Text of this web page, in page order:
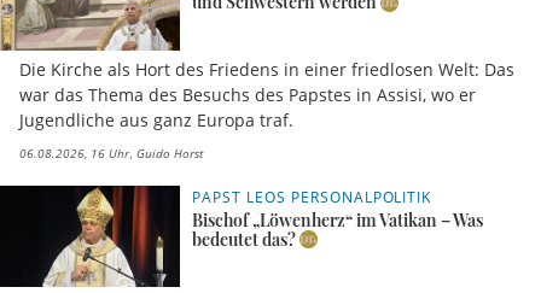
Die Kirche als Hort des Friedens in einer friedlosen Welt: Das
war das Thema des Besuchs des Papstes in Assisi, wo er
Jugendliche aus ganz Europa traf.
06.08.2026, 16 Uhr Guido Horst
PAPST LEOS PERSONALPOLITIK
Bischof „Löwenherz“ im Vatikan – Was
bedeutet das?